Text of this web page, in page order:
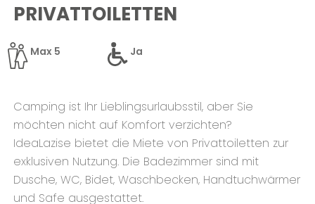
PRIVATTOILETTEN
Max 5 Ja
Camping ist Ihr Lieblingsurlaubsstil, aber Sie
möchten nicht auf Komfort verzichten?
IdeaLazise bietet die Miete von Privattoiletten zur
exklusiven Nutzung. Die Badezimmer sind mit
Dusche, WC, Bidet, Waschbecken, Handtuchwärmer
und Safe ausgestattet.